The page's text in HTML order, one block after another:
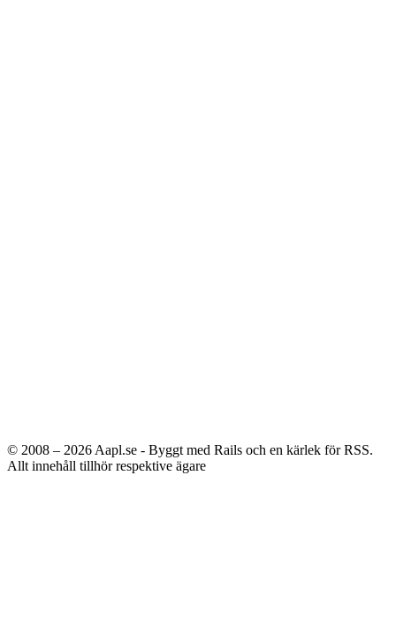
© 2008 – 2026 Aapl.se - Byggt med Rails och en kärlek för RSS.
Allt innehåll tillhör respektive ägare